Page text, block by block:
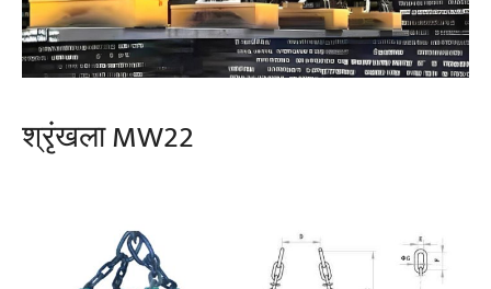
श्रृंखला MW22